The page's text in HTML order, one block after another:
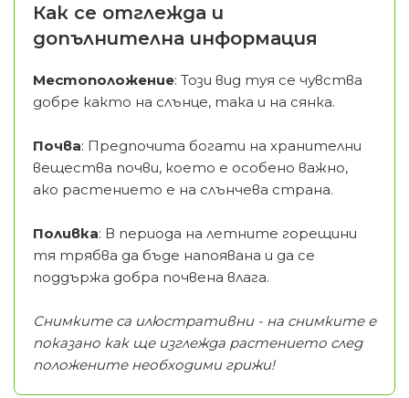
Как се отглежда и
допълнителна информация
Местоположение: Този вид туя се чувства
добре както на слънце, така и на сянка.
Почва: Предпочита богати на хранителни
вещества почви, което е особено важно,
ако растението е на слънчева страна.
Поливка: В периода на летните горещини
тя трябва да бъде напоявана и да се
поддържа добра почвена влага.
Снимките са илюстративни - на снимките е
показано как ще изглежда растението след
положените необходими грижи!